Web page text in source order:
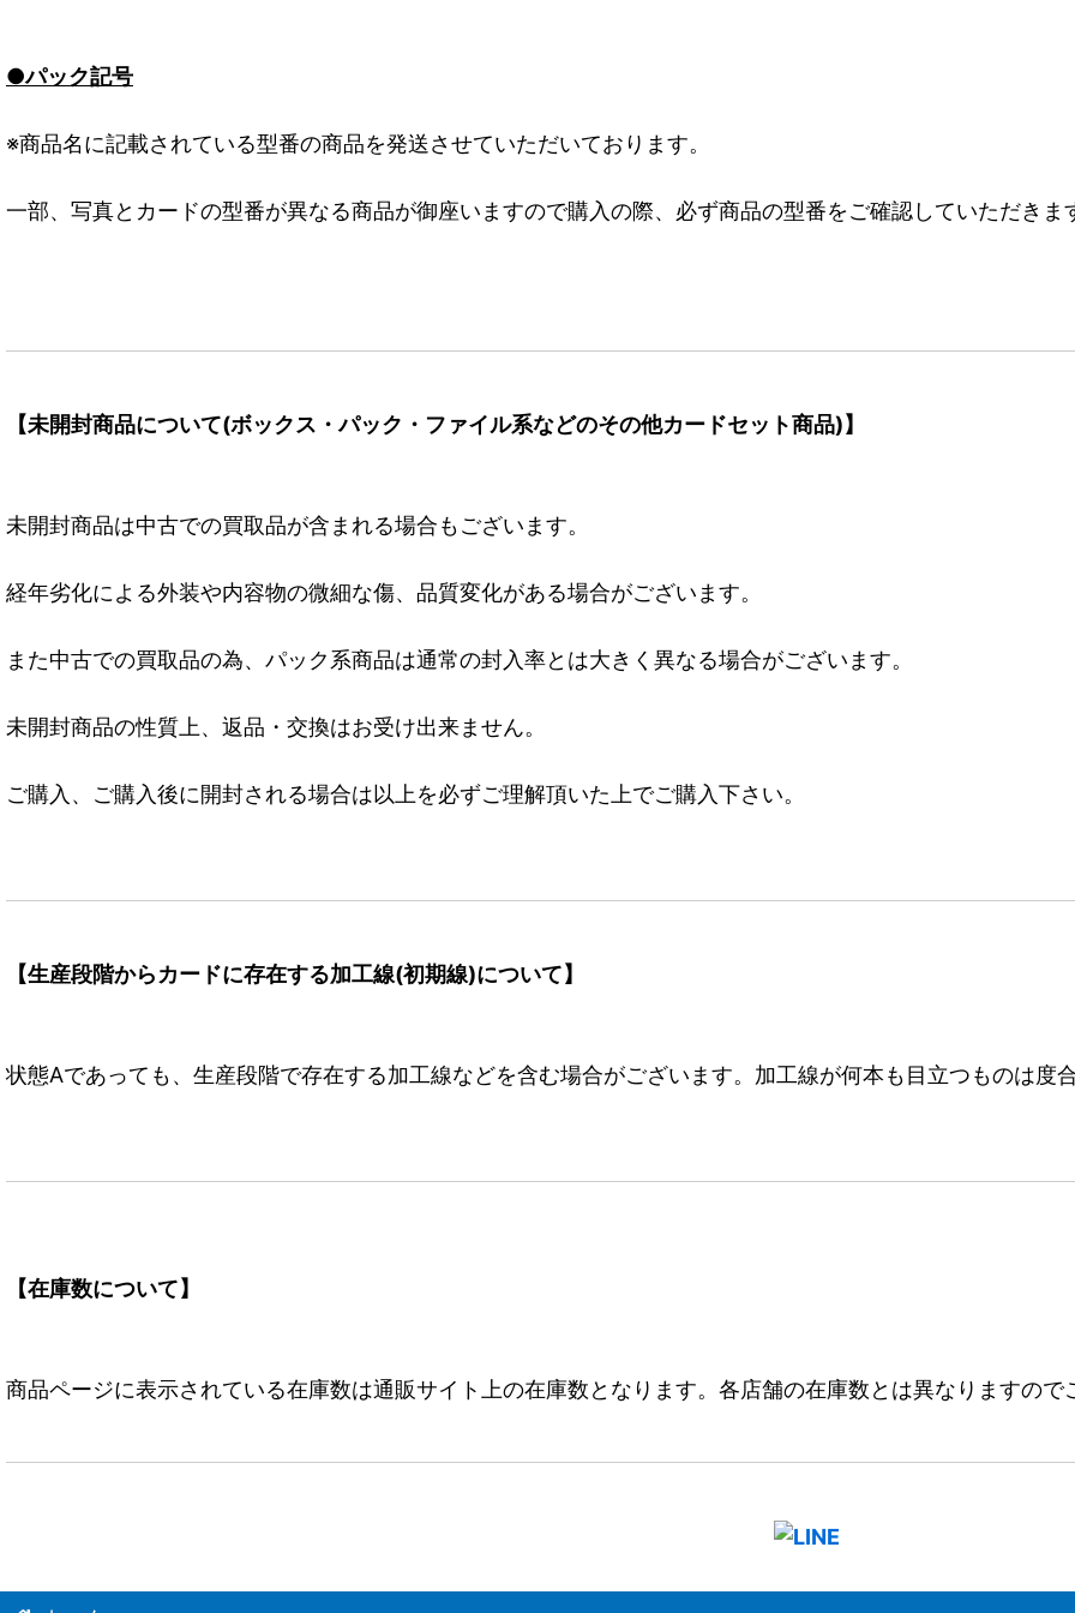
●パック記号
※商品名に記載されている型番の商品を発送させていただいております。
一部、写真とカードの型番が異なる商品が御座いますので購入の際、必ず商品の型番をご確認していただきま
【未開封商品について(ボックス・パック・ファイル系などのその他カードセット商品)】
未開封商品は中古での買取品が含まれる場合もございます。
経年劣化による外装や内容物の微細な傷、品質変化がある場合がございます。
また中古での買取品の為、パック系商品は通常の封入率とは大きく異なる場合がございます。
未開封商品の性質上、返品・交換はお受け出来ません。
ご購入、ご購入後に開封される場合は以上を必ずご理解頂いた上でご購入下さい。
【生産段階からカードに存在する加工線(初期線)について】
状態Aであっても、生産段階で存在する加工線などを含む場合がございます。加工線が何本も目立つものは度
【在庫数について】
商品ページに表示されている在庫数は通販サイト上の在庫数となります。各店舗の在庫数とは異なりますので